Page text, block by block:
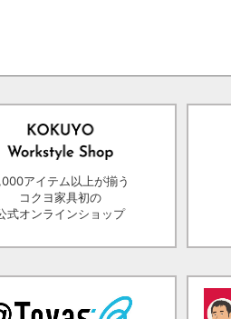
アイテム以上が揃う
コクヨ家具初の
式オンラインショップ